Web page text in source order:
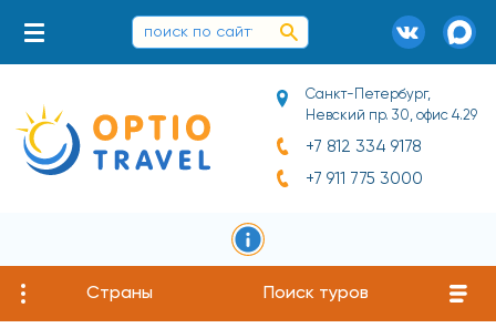
Санкт-Петербург,
Невский пр. 30, офис 4.29
+7 812 334 9178
+7 911 775 3000
Страны Поиск туров